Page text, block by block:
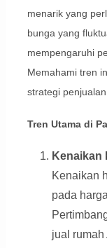
menarik yang
bunga yang
mempengaruhi
Memahami tren
strategi
Tren Utama di
Kenaikan
Kenaikan
pada
jual rumah